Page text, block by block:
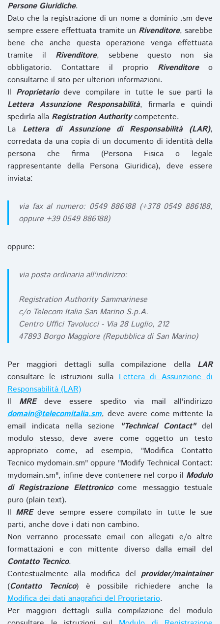
Persone Giuridiche.
Dato che la registrazione di un nome a dominio .sm deve
sempre essere effettuata tramite un Rivenditore, sarebbe
bene che anche questa operazione venga effettuata
tramite il Rivenditore, sebbene questo non sia
obbligatorio. Contattare il proprio Rivenditoreo
consultarne il sito per ulteriori informazioni.
Il Proprietariodeve compilare in tutte le sue parti la
Lettera Assunzione Responsabilità, firmarla e quindi
spedirla alla Registration Authoritycompetente.
La Lettera di Assunzione di Responsabilità (LAR),
corredata da una copia di un documento di identità della
persona che firma (Persona Fisica o legale
rappresentante della Persona Giuridica), deve essere
inviata:
via fax al numero: 0549 886188 (+378 0549 886188,
oppure +39 0549 886188)
oppure:
via posta ordinaria all'indirizzo:
Registration Authority Sammarinese
c/o Telecom Italia San Marino S.p.A.
Centro Uffici Tavolucci - Via 28 Luglio, 212
47893 Borgo Maggiore (Repubblica di San Marino)
Per maggiori dettagli sulla compilazione della LAR
consultare le istruzioni sullaLettera di Assunzione di
Responsabilità (LAR)
Il MREdeve essere spedito via mail all'indirizzo
domain@telecomitalia.sm, deve avere come mittente la
email indicata nella sezione
"Technical Contact"del
modulo stesso, deve avere come oggetto un testo
appropriato come, ad esempio, "Modifica Contatto
Tecnico mydomain.sm" oppure "Modify Technical Contact:
mydomain.sm", infine deve contenere nel corpo il Modulo
di Registrazione Elettronicocome messaggio testuale
puro (plain text).
Il MREdeve sempre essere compilato in tutte le sue
parti, anche dove i dati non cambino.
Non verranno processate email con allegati e/o altre
formattazioni e con mittente diverso dalla email del
Contatto Tecnico.
Contestualmente alla modifica del provider/maintainer
(Contatto Tecnico) è possibile richiedere anche la
Modifica dei dati anagrafici del Proprietario.
Per maggiori dettagli sulla compilazione del modulo